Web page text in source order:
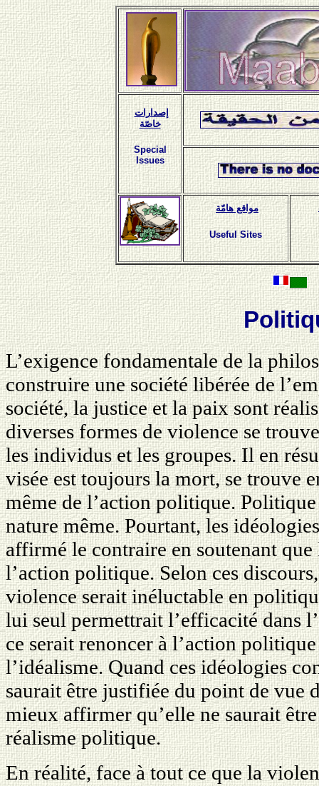
إصدارات
خاصّة
Special
Issues
مواقع هامّة
Useful Sites
L’exigence fondamentale de la
construire une société libérée de
société, la justice et la paix sont
diverses formes de violence se
les individus et les groupes. Il en
visée est toujours la mort, se trouve
même de l’action politique.
nature même. Pourtant, les
affirmé le contraire en soutenant
l’action politique. Selon ces
violence serait inéluctable en
lui seul permettrait l’efficacité dans
ce serait renoncer à l’action
l’idéalisme. Quand ces idéologies
saurait être justifiée du point de vue
mieux affirmer qu’elle ne saurait
réalisme politique.
En réalité, face à tout ce que la